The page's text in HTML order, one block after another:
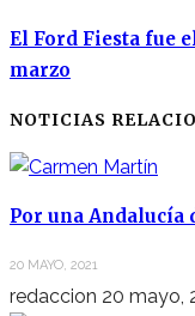
El Ford Fiesta fue
marzo
NOTICIAS
Por una Andalucía
20 MAYO, 2021
redaccion 20 mayo,